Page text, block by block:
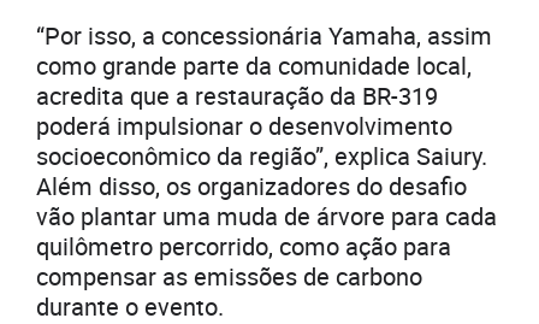
“Por isso, a concessionária Yamaha, assim
como grande parte da comunidade local,
acredita que a restauração da BR-319
poderá impulsionar o desenvolvimento
socioeconômico da região”, explica Saiury.
Além disso, os organizadores do desafio
vão plantar uma muda de árvore para cada
quilômetro percorrido, como ação para
compensar as emissões de carbono
durante o evento.